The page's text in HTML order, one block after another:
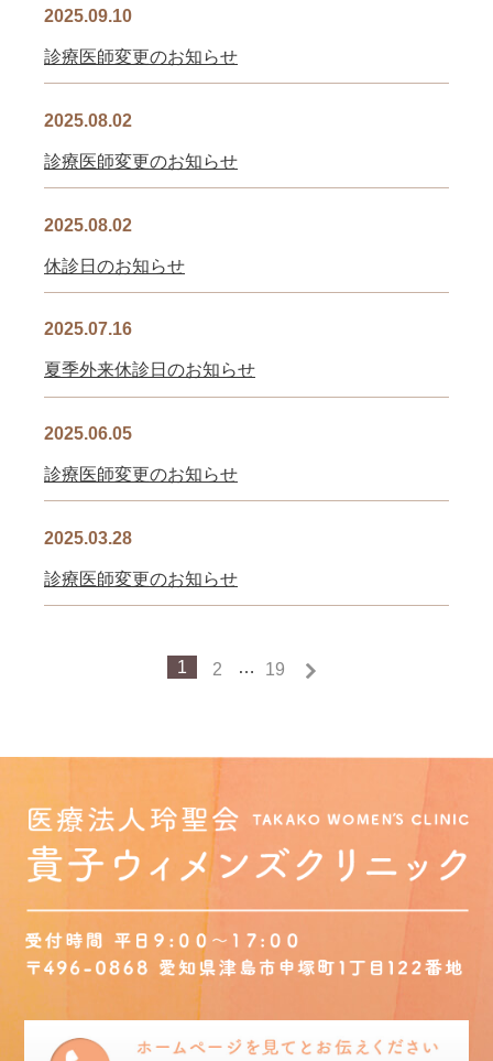
2025.09.10
診療医師変更のお知らせ
2025.08.02
診療医師変更のお知らせ
2025.08.02
休診日のお知らせ
2025.07.16
夏季外来休診日のお知らせ
2025.06.05
診療医師変更のお知らせ
2025.03.28
診療医師変更のお知らせ
1 2 … 19